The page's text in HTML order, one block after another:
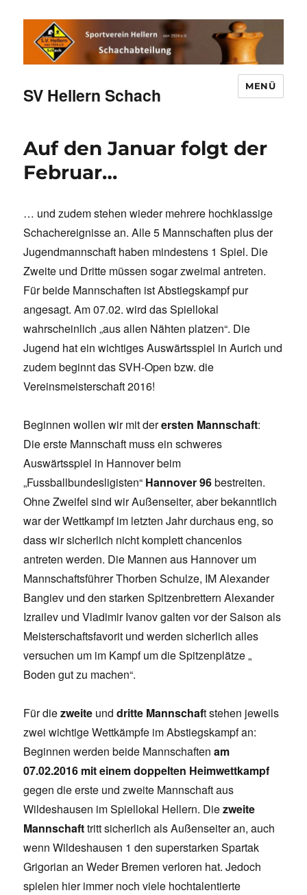
SV Hellern Schach MENÜ
Auf den Januar folgt der
Februar…
… und zudem stehen wieder mehrere hochklassige
Schachereignisse an. Alle 5 Mannschaften plus der
Jugendmannschaft haben mindestens 1 Spiel. Die
Zweite und Dritte müssen sogar zweimal antreten.
Für beide Mannschaften ist Abstiegskampf pur
angesagt. Am 07.02. wird das Spiellokal
wahrscheinlich „aus allen Nähten platzen“. Die
Jugend hat ein wichtiges Auswärtsspiel in Aurich und
zudem beginnt das SVH-Open bzw. die
Vereinsmeisterschaft 2016!
Beginnen wollen wir mit derersten Mannschaft:
Die erste Mannschaft muss ein schweres
Auswärtsspiel in Hannover beim
„Fussballbundesligisten“ Hannover 96bestreiten.
Ohne Zweifel sind wir Außenseiter, aber bekanntlich
war der Wettkampf im letzten Jahr durchaus eng, so
dass wir sicherlich nicht komplett chancenlos
antreten werden. Die Mannen aus Hannover um
Mannschaftsführer Thorben Schulze, IM Alexander
Bangiev und den starken Spitzenbrettern Alexander
Izrailev und Vladimir Ivanov galten vor der Saison als
Meisterschaftsfavorit und werden sicherlich alles
versuchen um im Kampf um die Spitzenplätze „
Boden gut zu machen“.
Für diezweite unddritte Mannschaft stehen jeweils
zwei wichtige Wettkämpfe im Abstiegskampf an:
Beginnen werden beide Mannschaftenam
07.02.2016 mit einem doppelten Heimwettkampf
gegen die erste und zweite Mannschaft aus
Wildeshausen im Spiellokal Hellern. Diezweite
Mannschafttritt sicherlich als Außenseiter an, auch
wenn Wildeshausen 1 den superstarken Spartak
Grigorian an Weder Bremen verloren hat. Jedoch
spielen hier immer noch viele hochtalentierte